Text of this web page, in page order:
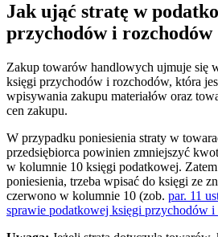
Jak ująć stratę w
przychodów i rozchodów
Zakup towarów handlowych ujmuje się
księgi przychodów i rozchodów, która
wpisywania zakupu materiałów oraz
cen zakupu.
W przypadku poniesienia straty w
przedsiębiorca powinien zmniejszyć
w kolumnie 10 księgi podatkowej.
poniesienia, trzeba wpisać do księgi ze
czerwono w kolumnie 10 (zob. par. 11
sprawie podatkowej księgi przychodów